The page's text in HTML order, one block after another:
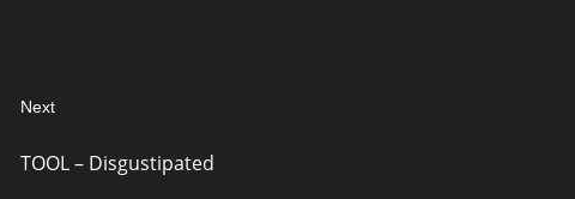
Next
post:
TOOL – Disgustipated